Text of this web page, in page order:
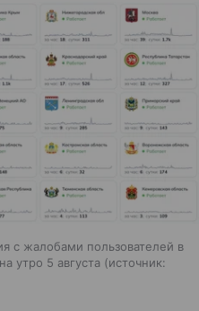
с жалобами пользователей в
утро 5 августа
источник: